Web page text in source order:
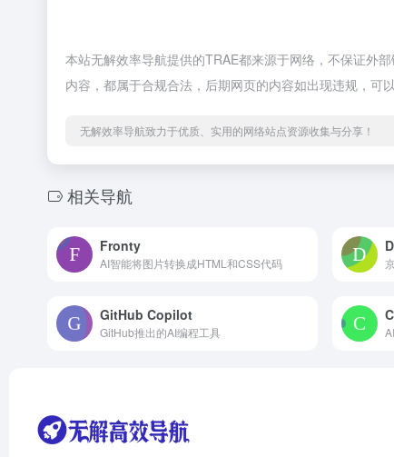
本站无解效率导航提供的TRAE都来源于网络，不保证外
内容，都属于合规合法，后期网页的内容如出现违规，可
无解效率导航致力于优质、实用的网络站点资源收集与分享！
相关导航
Fronty
AI智能将图片转换成HTML和CSS代码
GitHub Copilot
GitHub推出的AI编程工具